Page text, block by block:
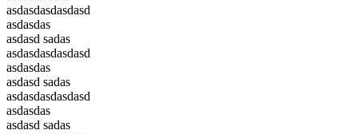
asdasdasdasdasd
asdasdas
asdasd sadas
asdasdasdasdasd
asdasdas
asdasd sadas
asdasdasdasdasd
asdasdas
asdasd sadas